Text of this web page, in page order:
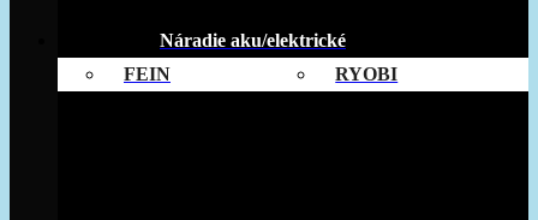
Náradie aku/elektrické
FEIN
RYOBI